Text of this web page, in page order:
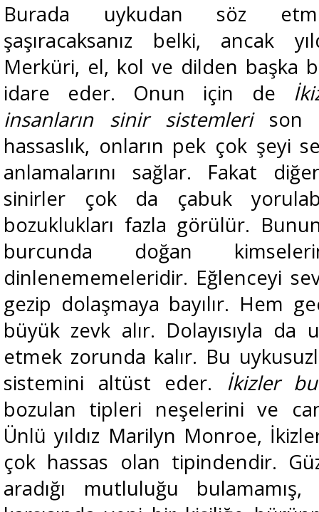
Burada uykudan söz
şaşıracaksanız belki, ancak
Merküri, el, kol ve dilden başka
idare eder. Onun için de
insanların sinir sistemleri son
hassaslık, onların pek çok şeyi
anlamalarını sağlar. Fakat
sinirler çok da çabuk
bozuklukları fazla görülür.
burcunda doğan
dinlenememeleridir. Eğlenceyi
gezip dolaşmaya bayılır. Hem
büyük zevk alır. Dolayısıyla da
etmek zorunda kalır. Bu
sistemini altüst eder. İkizler
bozulan tipleri neşelerini ve
Ünlü yıldız Marilyn Monroe,
çok hassas olan tipindendir.
aradığı mutluluğu